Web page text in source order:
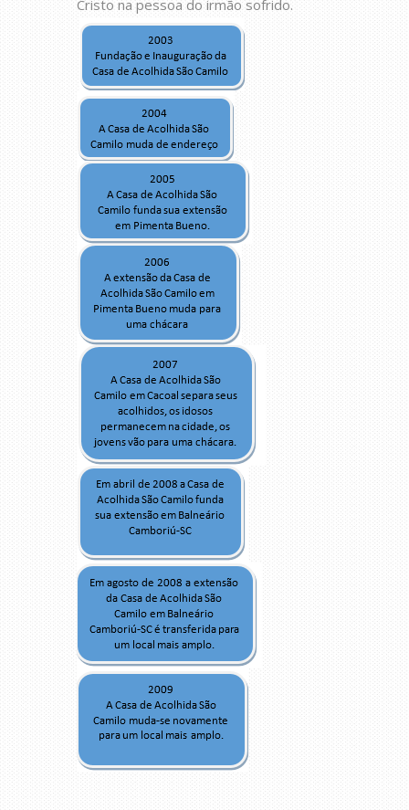
Cristo na pessoa do irmão sofrido.